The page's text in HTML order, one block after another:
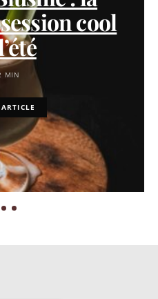
cool
MIN